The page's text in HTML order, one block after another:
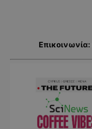
Επικοινωνία: